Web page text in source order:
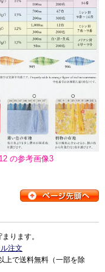
の参考画像3
ります。
注文
上で送料無料（一部を除